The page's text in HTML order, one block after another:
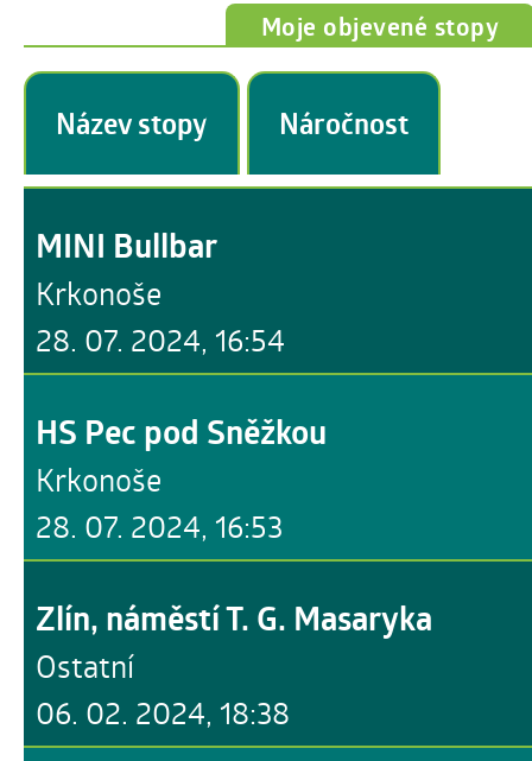
Moje objevené stopy
Název stopy Náročnost
28. 07. 2024, 16:54
MINI Bullbar
Krkonoše
28. 07. 2024, 16:53
HS Pec pod Sněžkou
Krkonoše
06. 02. 2024, 18:38
Zlín, náměstí T. G. Masaryka
Ostatní